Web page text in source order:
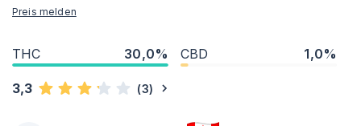
Preis melden
THC 30,0% CBD 1,0%
3,3 (3)